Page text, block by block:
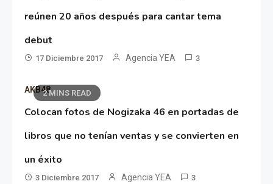
reúnen 20 años después para cantar tema
debut
17 Diciembre 2017 Agencia YEA 3
2 MINS READ
AKB48
Colocan fotos de Nogizaka 46 en portadas de
libros que no tenían ventas y se convierten en
un éxito
3 Diciembre 2017 Agencia YEA 3